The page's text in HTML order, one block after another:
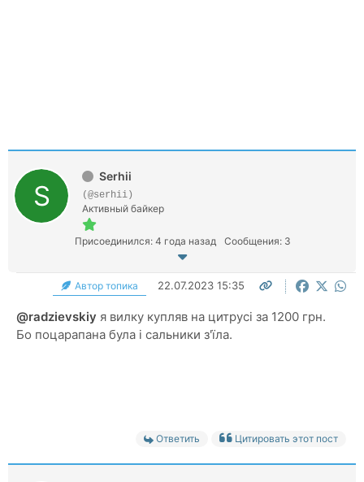
Serhii
(@serhii)
Активный байкер
Присоединился: 4 года назад Сообщения: 3
Автор топика 22.07.2023 15:35
@radzievskiy я вилку купляв на цитрусі за 1200 грн.
Бо поцарапана була і сальники з'їла.
Ответить Цитировать этот пост